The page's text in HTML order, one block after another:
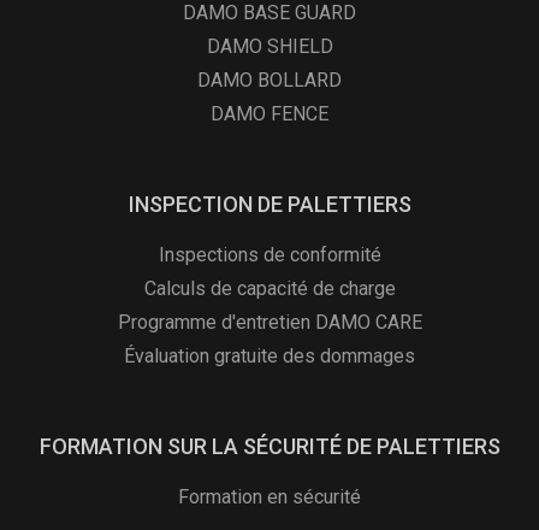
DAMO BASE GUARD
DAMO SHIELD
DAMO BOLLARD
DAMO FENCE
INSPECTION DE PALETTIERS
Inspections de conformité
Calculs de capacité de charge
Programme d'entretien DAMO CARE
Évaluation gratuite des dommages
FORMATION SUR LA SÉCURITÉ DE PALETTIERS
Formation en sécurité